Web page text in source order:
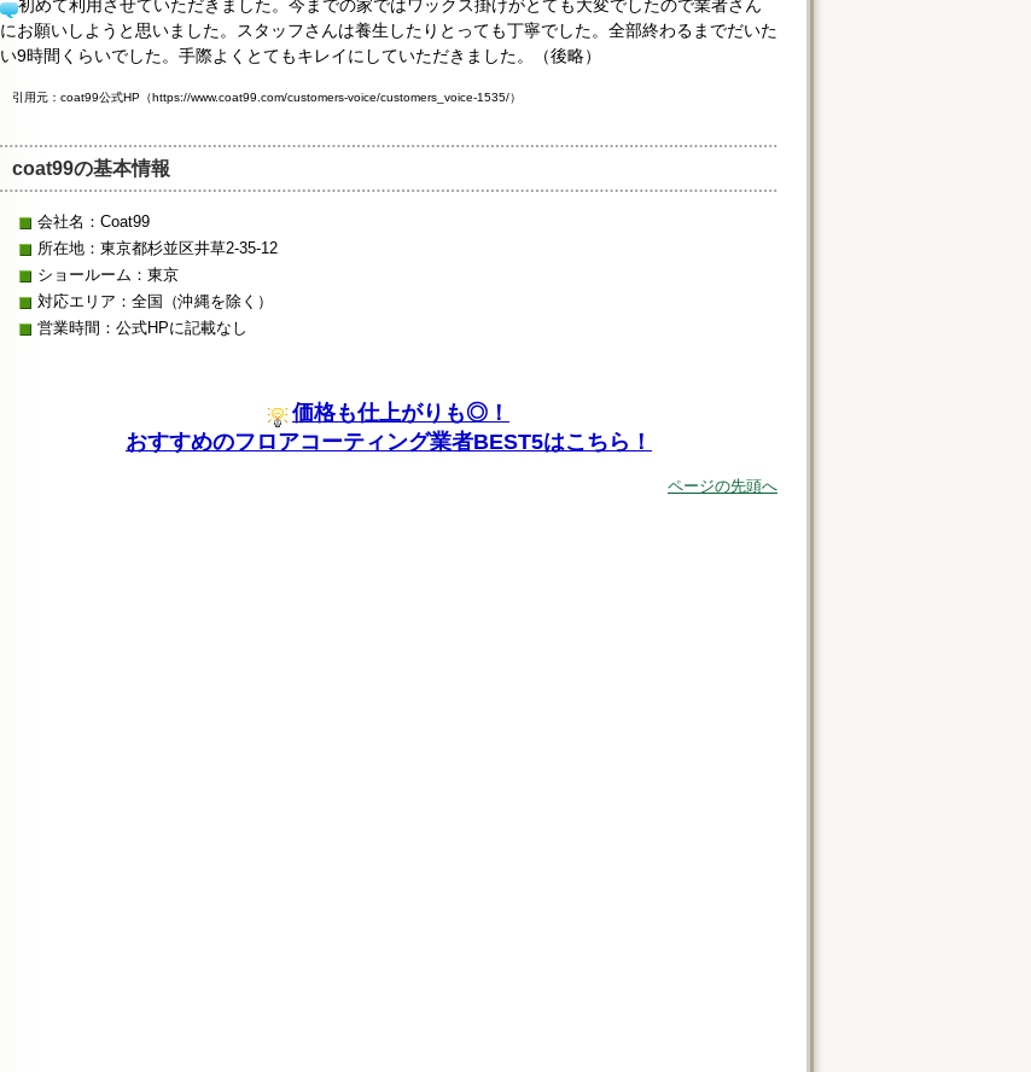
初めて利用させていただきました。今までの家ではワックス掛けがとても大変でしたので業者さん
にお願いしようと思いました。スタッフさんは養生したりとっても丁寧でした。全部終わるまでだいた
い9時間くらいでした。手際よくとてもキレイにしていただきました。（後略）
引用元：coat99公式HP（https://www.coat99.com/customers-voice/customers_voice-1535/）
coat99の基本情報
会社名：Coat99
所在地：東京都杉並区井草2-35-12
ショールーム：東京
対応エリア：全国（沖縄を除く）
営業時間：公式HPに記載なし
価格も仕上がりも◎！
おすすめのフロアコーティング業者BEST5はこちら！
ページの先頭へ